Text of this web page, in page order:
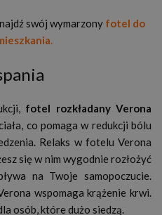
swój wymarzony fotel do
.
fotel rozkładany Verona
co pomaga w redukcji bólu
Relaks w fotelu Verona
się w nim wygodnie rozłożyć
na Twoje samopoczucie.
wspomaga krążenie krwi.
osób, które dużo siedzą.